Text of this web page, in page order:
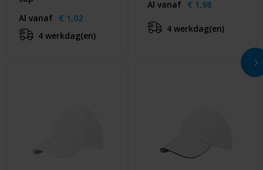
Al vanaf € 1,02
4 werkdag(en)
Al vanaf € 1,98
4 werkdag(en)